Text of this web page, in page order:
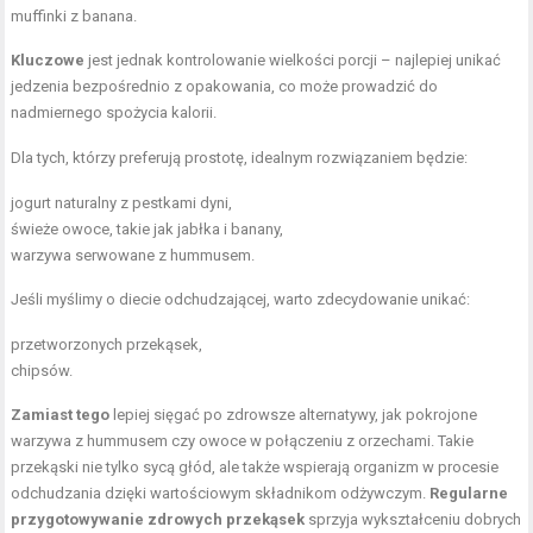
muffinki z banana.
Kluczowe jest jednak kontrolowanie wielkości porcji – najlepiej unikać
jedzenia bezpośrednio z opakowania, co może prowadzić do
nadmiernego spożycia kalorii.
Dla tych, którzy preferują prostotę, idealnym rozwiązaniem będzie:
jogurt naturalny z pestkami dyni,
świeże owoce, takie jak jabłka i banany,
warzywa serwowane z hummusem.
Jeśli myślimy o diecie odchudzającej, warto zdecydowanie unikać:
przetworzonych przekąsek,
chipsów.
Zamiast tego lepiej sięgać po zdrowsze alternatywy, jak pokrojone
warzywa z hummusem czy owoce w połączeniu z orzechami. Takie
przekąski nie tylko sycą głód, ale także wspierają organizm w procesie
odchudzania dzięki wartościowym składnikom odżywczym. Regularne
przygotowywanie zdrowych przekąsek sprzyja wykształceniu dobrych